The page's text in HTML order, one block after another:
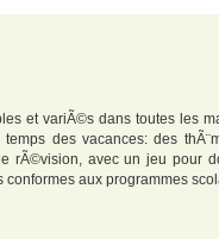
et variÃ©s dans toutes les
des vacances: des
rÃ©vision, avec un jeu pour
aux programmes